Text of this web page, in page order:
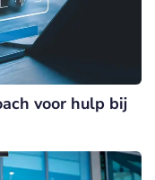
voor hulp bij